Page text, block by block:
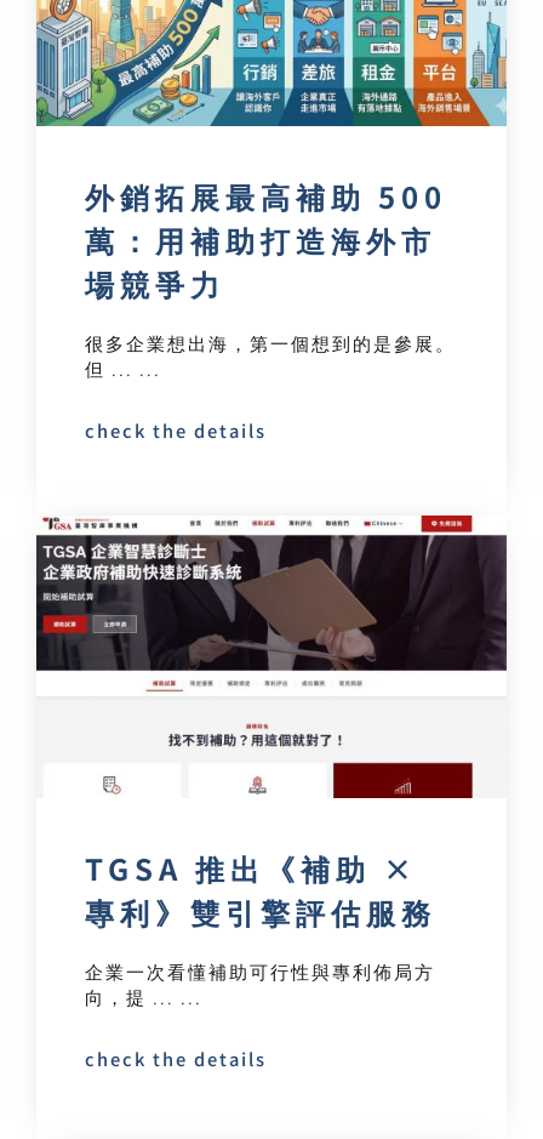
外銷拓展最高補助 500
萬：用補助打造海外市
場競爭力
很多企業想出海，第一個想到的是參展。
但 ... ...
check the details
TGSA 推出《補助 ×
專利》雙引擎評估服務
企業一次看懂補助可行性與專利佈局方
向，提 ... ...
check the details